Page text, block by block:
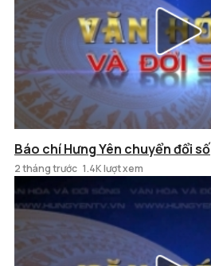
Báo chí Hưng Yên chuyển đổi số
2 tháng trước 1.4K lượt xem